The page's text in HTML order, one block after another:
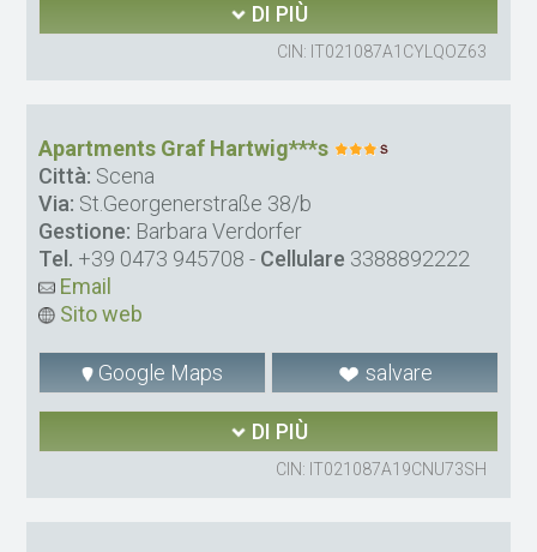
DI PIÙ
CIN: IT021087A1CYLQOZ63
Apartments Graf Hartwig***s
Città: Scena
Via: St.Georgenerstraße 38/b
Gestione: Barbara Verdorfer
Tel. +39 0473 945708 - Cellulare 3388892222
Email
Sito web
Google Maps salvare
DI PIÙ
CIN: IT021087A19CNU73SH